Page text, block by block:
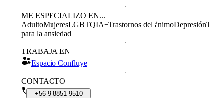
ME ESPECIALIZO EN...
AdultoMujeresLGBTQIA+Trastornos del ánimoDepresión
para la ansiedad
TRABAJA EN
Espacio Confluye
CONTACTO
+56 9 8851 9510